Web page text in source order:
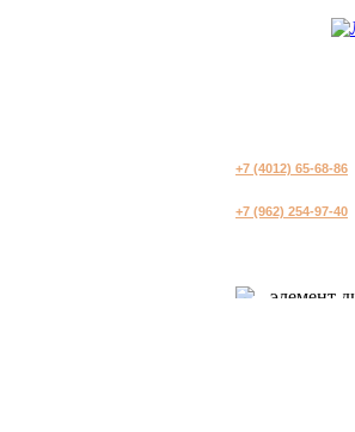
+7 (4012) 65-68-86
+7 (962) 254-97-40